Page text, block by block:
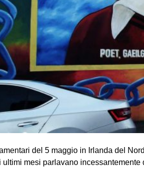
del 5 maggio in Irlanda del
ultimi mesi parlavano